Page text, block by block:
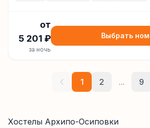
от
5 201 ₽
за ночь
Выбрать
1 2 ... 9
Хостелы Архипо-Осиповки